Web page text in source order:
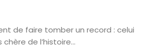
de faire tomber un record : celui
de l’histoire...